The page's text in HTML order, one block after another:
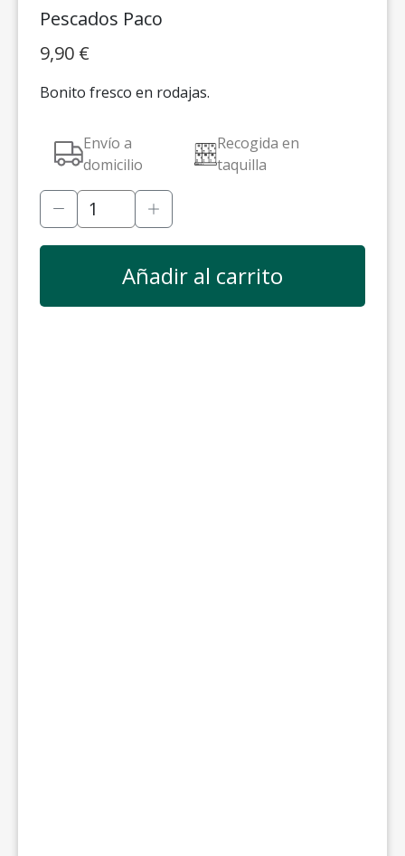
Pescados Paco
9,90 €
Bonito fresco en rodajas.
Envío a
domicilio
Recogida en
taquilla
Añadir al carrito